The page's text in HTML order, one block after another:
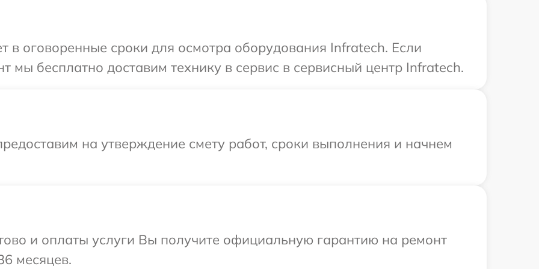
в оговоренные сроки для осмотра оборудования Infratech. Если
мы бесплатно доставим технику в сервис в сервисный центр Infratech.
на утверждение смету работ, сроки выполнения и начнем
и оплаты услуги Вы получите официальную гарантию на ремонт
месяцев.